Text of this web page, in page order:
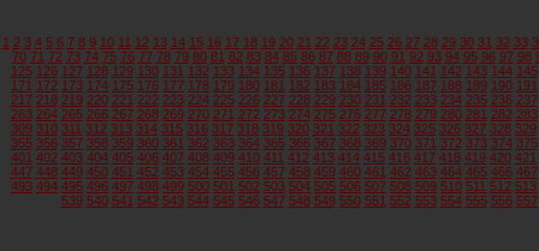
1 2 3 4 5 6 7 8 9 10 11 12 13 14 15 16 17 18 19 20 21 22 23 24 25 26 27 28 29 30 31 32 33
70 71 72 73 74 75 76 77 78 79 80 81 82 83 84 85 86 87 88 89 90 91 92 93 94 95 96 97 98
125 126 127 128 129 130 131 132 133 134 135 136 137 138 139 140 141 142 143 144 145
171 172 173 174 175 176 177 178 179 180 181 182 183 184 185 186 187 188 189 190 191
217 218 219 220 221 222 223 224 225 226 227 228 229 230 231 232 233 234 235 236 237
263 264 265 266 267 268 269 270 271 272 273 274 275 276 277 278 279 280 281 282 283
309 310 311 312 313 314 315 316 317 318 319 320 321 322 323 324 325 326 327 328 329
355 356 357 358 359 360 361 362 363 364 365 366 367 368 369 370 371 372 373 374 375
401 402 403 404 405 406 407 408 409 410 411 412 413 414 415 416 417 418 419 420 421
447 448 449 450 451 452 453 454 455 456 457 458 459 460 461 462 463 464 465 466 467
493 494 495 496 497 498 499 500 501 502 503 504 505 506 507 508 509 510 511 512 513
539 540 541 542 543 544 545 546 547 548 549 550 551 552 553 554 555 556 557